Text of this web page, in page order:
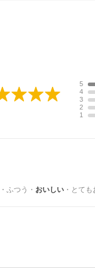
5
4
3
2
1
・ ふつう ・ おいしい ・ とても